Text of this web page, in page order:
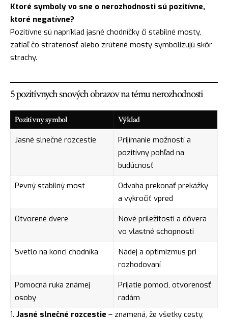
Ktoré symboly vo sne o nerozhodnosti sú pozitívne,
ktoré negatívne?
Pozitívne sú napríklad jasné chodníčky či stabilné mosty,
zatiaľ čo stratenosť alebo zrútené mosty symbolizujú skôr
strachy.
5 pozitívnych snových obrazov na tému nerozhodnosti
Pozitívny symbol Výklad
Jasné slnečné rozcestie
Prijímanie možností a
pozitívny pohľad na
budúcnosť
Pevný stabilný most
Odvaha prekonať prekážky
a vykročiť vpred
Otvorené dvere
Nové príležitosti a dôvera
vo vlastné schopnosti
Svetlo na konci chodníka
Nádej a optimizmus pri
rozhodovaní
Pomocná ruka známej
osoby
Prijatie pomoci, otvorenosť
radám
Jasné slnečné rozcestie – znamená, že všetky cesty,